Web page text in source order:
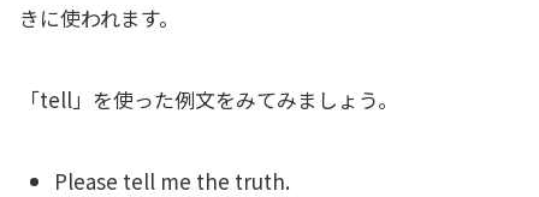
きに使われます。
「tell」を使った例文をみてみましょう。
Please tell me the truth.